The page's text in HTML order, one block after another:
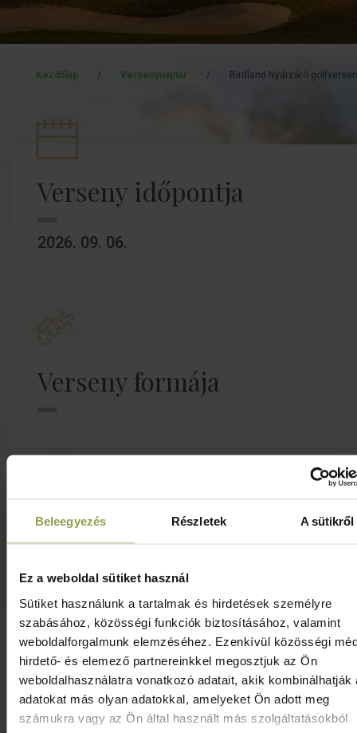
Beleegyezés Részletek A sütikről
Ez a weboldal sütiket használ
Sütiket használunk a tartalmak és hirdetések személyre
szabásához, közösségi funkciók biztosításához, valamint
weboldalforgalmunk elemzéséhez. Ezenkívül közösségi
hirdető- és elemező partnereinkkel megosztjuk az Ön
weboldalhasználatra vonatkozó adatait, akik kombinálhatják
adatokat más olyan adatokkal, amelyeket Ön adott meg
számukra vagy az Ön által használt más szolgáltatásokból
Kezdőlap / Versenynaptár / Birdland Nyárzáró
Verseny időpontja
2026. 09. 06.
Verseny formája
Jelentkezési határidő
Részletes információk